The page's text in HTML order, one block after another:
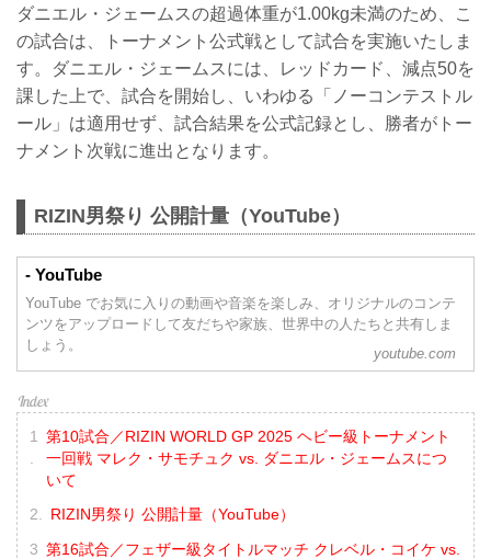
ダニエル・ジェームスの超過体重が1.00kg未満のため、こ
の試合は、トーナメント公式戦として試合を実施いたしま
す。ダニエル・ジェームスには、レッドカード、減点50を
課した上で、試合を開始し、いわゆる「ノーコンテストル
ール」は適用せず、試合結果を公式記録とし、勝者がトー
ナメント次戦に進出となります。
RIZIN男祭り 公開計量（YouTube）
- YouTube
YouTube でお気に入りの動画や音楽を楽しみ、オリジナルのコンテ
ンツをアップロードして友だちや家族、世界中の人たちと共有しま
しょう。
youtube.com
第10試合／RIZIN WORLD GP 2025 ヘビー級トーナメント
一回戦 マレク・サモチュク vs. ダニエル・ジェームスにつ
いて
RIZIN男祭り 公開計量（YouTube）
第16試合／フェザー級タイトルマッチ クレベル・コイケ vs.